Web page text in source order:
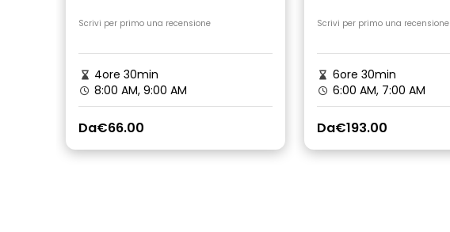
Scrivi per primo una recensione
4ore 30min
8:00 AM, 9:00 AM
Da€66.00
Scrivi per primo una recensione
6ore 30min
6:00 AM, 7:00 AM
Da€193.00